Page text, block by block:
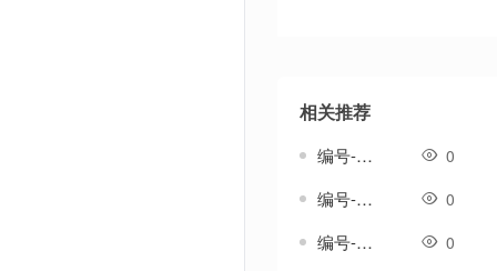
相关推荐
编号-缃罗裙套-传奇一体剑甲素材 0
编号-耀光痕套-传奇一体剑甲素材 0
编号-芽胄套-传奇一体剑甲素材 0